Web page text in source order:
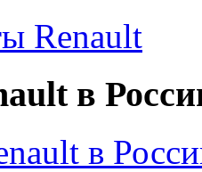
Renault
в
в